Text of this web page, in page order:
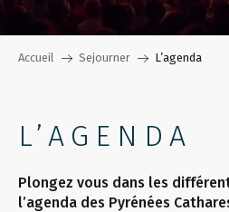
Accueil Sejourner L’agenda
L’AGENDA
Plongez vous dans les
l’agenda des Pyrénées